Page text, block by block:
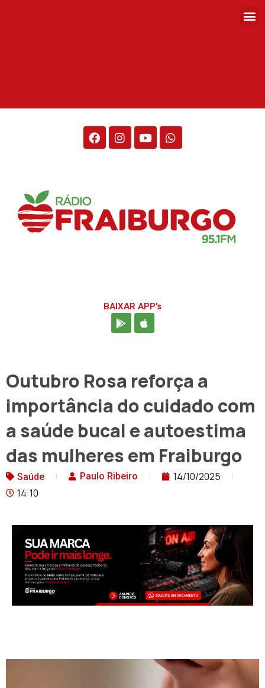
BAIXAR APP's
Outubro Rosa reforça a
importância do cuidado com
a saúde bucal e autoestima
das mulheres em Fraiburgo
Saúde Paulo Ribeiro
14/10/2025
14:10